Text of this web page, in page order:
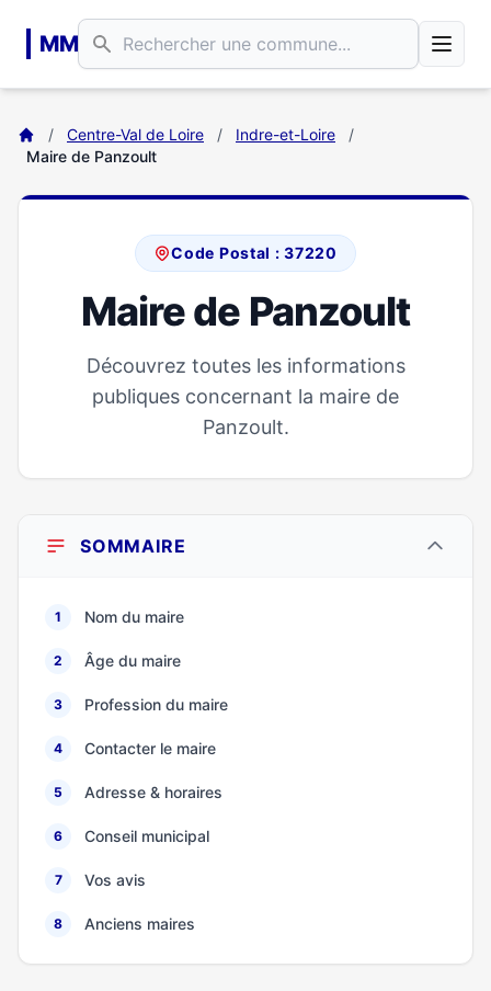
MM
/ Centre-Val de Loire / Indre-et-Loire
/
Maire de Panzoult
Code Postal : 37220
Maire de Panzoult
Découvrez toutes les informations
publiques concernant la maire de
Panzoult.
SOMMAIRE
1 Nom du maire
2 Âge du maire
3 Profession du maire
4 Contacter le maire
5 Adresse & horaires
6 Conseil municipal
7 Vos avis
8 Anciens maires